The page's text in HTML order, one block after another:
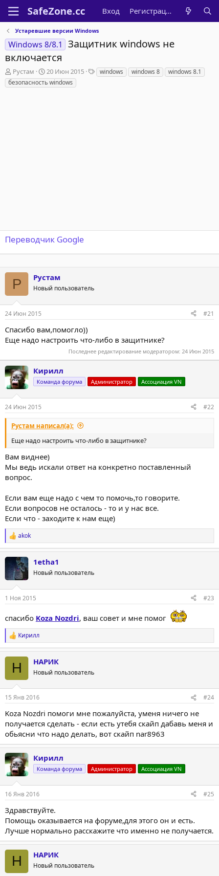
Вход Регистрация
Устаревшие версии Windows
Windows 8/8.1
Защитник windows не
включается
А
в
т
Рустам
Д
а
т
20 Июн 2015
Т
е
windows windows 8
windows 8.1
безопасность windows
Переводчик Google
Р Рустам
Новый пользователь
24 Июн 2015 #21
Спасибо вам,помогло))
Еще надо настроить что-либо в защитнике?
Последнее редактирование модератором: 24 Июн 2015
Кирилл
Команда форума Администратор Ассоциация VN
24 Июн 2015 #22
Рустам написал(а):
Еще надо настроить что-либо в защитнике?
Вам виднее)
Мы ведь искали ответ на конкретно поставленный
вопрос.
Если вам еще надо с чем то помочь,то говорите.
Если вопросов не осталось - то и у нас все.
Если что - заходите к нам еще)
Р
е
к
ц
и
akok
1etha1
Новый пользователь
1 Ноя 2015 #23
спасибо Koza Nozdri, ваш совет и мне помог
Р
е
а
Кирилл
Н НАРИК
Новый пользователь
15 Янв 2016 #24
Koza Nozdri помоги мне пожалуйста, уменя ничего не
получается сделать - если есть утебя скайп дабавь меня и
обьясни что надо делать, вот скайп nar8963
Кирилл
Команда форума Администратор Ассоциация VN
16 Янв 2016 #25
Здравствуйте.
Помощь оказывается на форуме,для этого он и есть.
Лучше нормально расскажите что именно не получается.
Н НАРИК
Новый пользователь